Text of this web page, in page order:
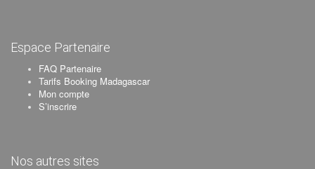
Espace Partenaire
FAQ Partenaire
Tarifs Booking Madagascar
Mon compte
S’inscrire
Nos autres sites